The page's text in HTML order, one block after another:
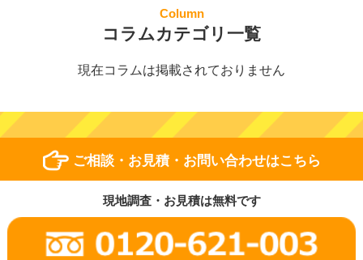
Column
コラムカテゴリ一覧
現在コラムは掲載されておりません
ご相談・お見積・お問い合わせはこちら
現地調査・お見積は無料です